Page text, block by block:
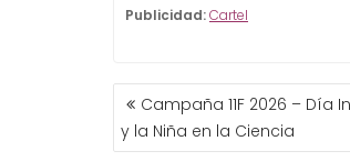
Publicidad:Cartel
NAVEGACIÓN
DE
ENTRADAS
Campaña 11F 2026 – Día
y la Niña en la Ciencia